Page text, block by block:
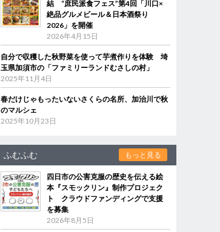
結 “庶民派食フェス”第4回「川口×
絶品グルメビール＆日本酒祭り
2026」を開催
2026年4月15日
自分で収穫した秋野菜を使って芋煮作りを体験 埼
玉県加須市の「ファミリーランドむさしの村」
2025年11月4日
春だけじゃもったいないさくらの名所、加治川で秋
のマルシェ
2025年10月23日
ふむふむ もっと見る
四日市の公害克服の歴史を伝える絵
本『スモックリン』制作プロジェク
ト クラウドファンディングで支援
を募集
2026年8月5日